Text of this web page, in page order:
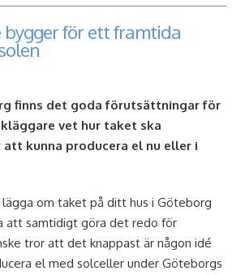
bygger för ett framtida
finns det goda förutsättningar för
vet hur taket ska
kunna producera el nu eller i
om taket på ditt hus i Göteborg
att samtidigt göra det redo för
tror att det knappast är någon idé
el med solceller under Göteborgs